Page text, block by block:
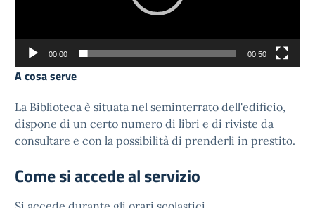
00:00 00:50
A cosa serve
La Biblioteca è situata nel seminterrato dell'edificio,
dispone di un certo numero di libri e di riviste da
consultare e con la possibilità di prenderli in prestito.
Come si accede al servizio